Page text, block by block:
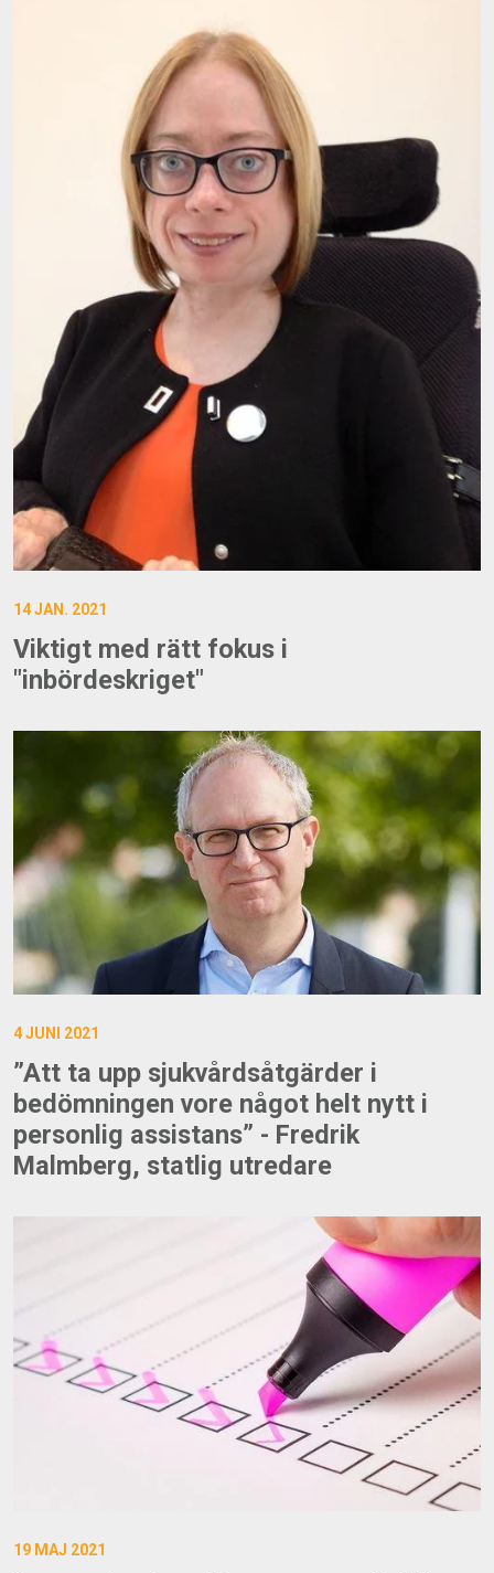
14 JAN. 2021
Viktigt med rätt fokus i
"inbördeskriget"
4 JUNI 2021
”Att ta upp sjukvårdsåtgärder i
bedömningen vore något helt nytt i
personlig assistans” - Fredrik
Malmberg, statlig utredare
19 MAJ 2021